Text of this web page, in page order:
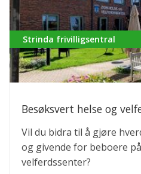
Strinda frivilligsentral
Besøksvert helse og
Vil du bidra til å gjøre
og givende for beboere
velferdssenter?